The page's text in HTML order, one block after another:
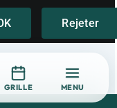
Rejeter
GRILLE MENU